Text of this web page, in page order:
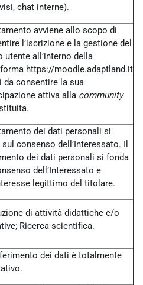
chat interne).
avviene allo scopo di
l’iscrizione e la gestione del
utente all’interno della
https://moodle.adaptland.it
da consentire la sua
attiva alla community
dei dati personali si
consenso dell’Interessato. Il
dei dati personali si fonda
dell’Interessato e
legittimo del titolare.
di attività didattiche e/o
Ricerca scientifica.
dei dati è totalmente